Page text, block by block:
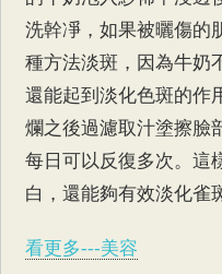
洗幹凈，如果被曬傷的
種方法淡斑，因為牛奶
還能起到淡化色斑的作
爛之後過濾取汁塗擦臉
每日可以反復多次。這
白，還能夠有效淡化雀
看更多---美容